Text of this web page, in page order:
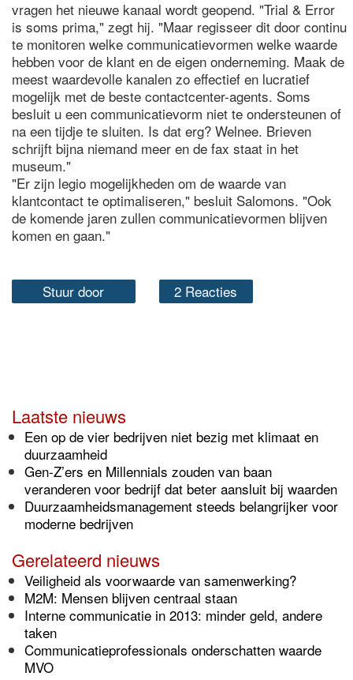
vragen het nieuwe kanaal wordt geopend. "Trial & Error
is soms prima," zegt hij. "Maar regisseer dit door continu
te monitoren welke communicatievormen welke waarde
hebben voor de klant en de eigen onderneming. Maak de
meest waardevolle kanalen zo effectief en lucratief
mogelijk met de beste contactcenter-agents. Soms
besluit u een communicatievorm niet te ondersteunen of
na een tijdje te sluiten. Is dat erg? Welnee. Brieven
schrijft bijna niemand meer en de fax staat in het
museum."
"Er zijn legio mogelijkheden om de waarde van
klantcontact te optimaliseren," besluit Salomons. "Ook
de komende jaren zullen communicatievormen blijven
komen en gaan."
Stuur door 2 Reacties
Laatste nieuws
Een op de vier bedrijven niet bezig met klimaat en
duurzaamheid
Gen-Z’ers en Millennials zouden van baan
veranderen voor bedrijf dat beter aansluit bij waarden
Duurzaamheidsmanagement steeds belangrijker voor
moderne bedrijven
Gerelateerd nieuws
Veiligheid als voorwaarde van samenwerking?
M2M: Mensen blijven centraal staan
Interne communicatie in 2013: minder geld, andere
taken
Communicatieprofessionals onderschatten waarde
MVO